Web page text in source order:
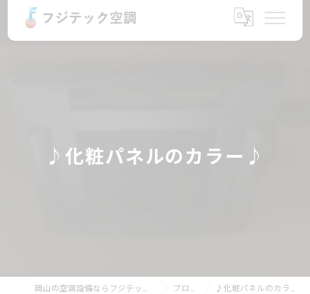
♪化粧パネルのカラー♪
ブログ ♪化粧パネルのカラー♪